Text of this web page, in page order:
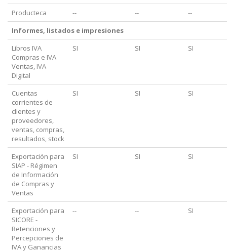
Producteca
-- --
--
Informes, listados e impresiones
Libros IVA
Compras e IVA
Ventas, IVA
Digital
SI SI SI
Cuentas
corrientes de
clientes y
proveedores,
ventas, compras,
resultados, stock
SI SI SI
Exportación para
SIAP - Régimen
de Información
de Compras y
Ventas
SI SI SI
Exportación para
SICORE -
Retenciones y
Percepciones de
IVA y Ganancias
-- -- SI